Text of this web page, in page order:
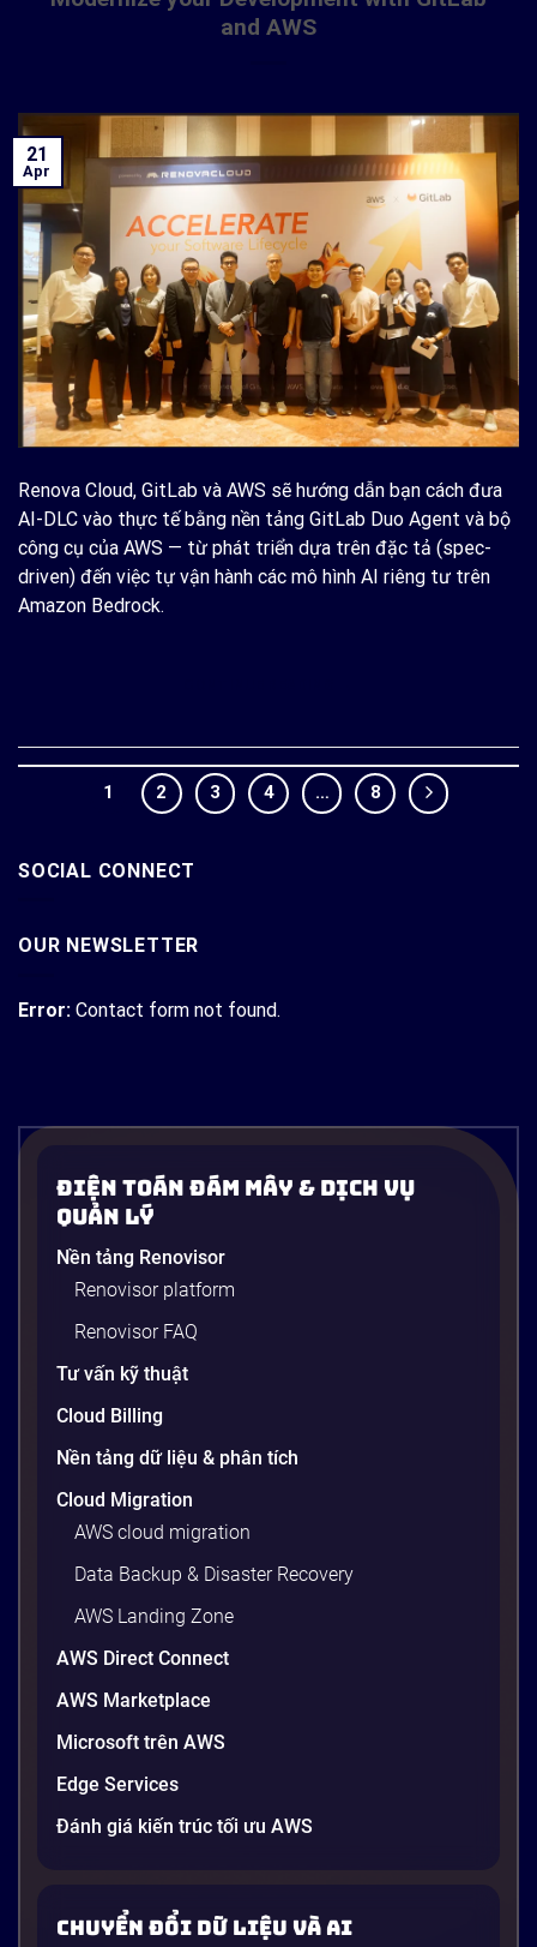
and AWS
21
Apr
Renova Cloud, GitLab và AWS sẽ hướng dẫn bạn cách đưa
AI-DLC vào thực tế bằng nền tảng GitLab Duo Agent và bộ
công cụ của AWS — từ phát triển dựa trên đặc tả (spec-
driven) đến việc tự vận hành các mô hình AI riêng tư trên
Amazon Bedrock.
1 2 3 4 … 8
SOCIAL CONNECT
OUR NEWSLETTER
Error: Contact form not found.
Điện Toán Đám Mây & Dịch Vụ
Quản Lý
Nền tảng Renovisor
Renovisor platform
Renovisor FAQ
Tư vấn kỹ thuật
Cloud Billing
Nền tảng dữ liệu & phân tích
Cloud Migration
AWS cloud migration
Data Backup & Disaster Recovery
AWS Landing Zone
AWS Direct Connect
AWS Marketplace
Microsoft trên AWS
Edge Services
Đánh giá kiến trúc tối ưu AWS
Chuyển đổi dữ liệu và AI